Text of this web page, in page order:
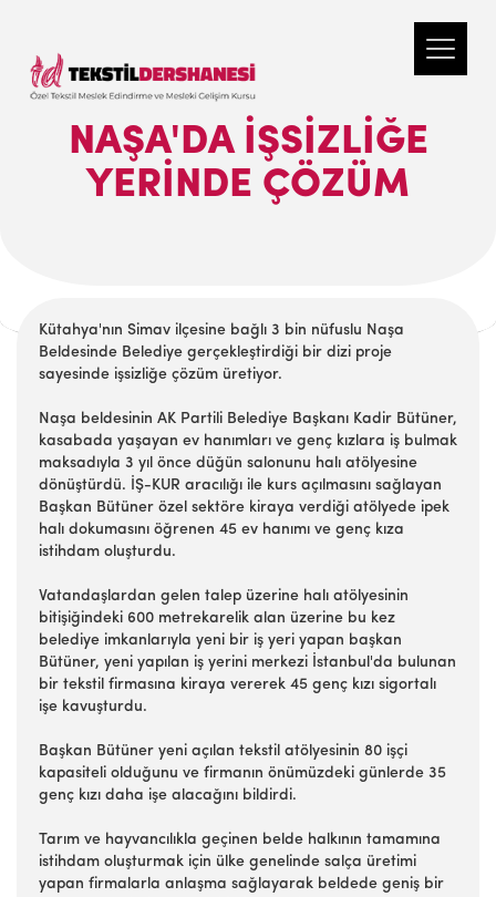
NAŞA'DA İŞSIZLIĞE
YERINDE ÇÖZÜM
Kütahya'nın Simav ilçesine bağlı 3 bin nüfuslu Naşa
Beldesinde Belediye gerçekleştirdiği bir dizi proje
sayesinde işsizliğe çözüm üretiyor.
Naşa beldesinin AK Partili Belediye Başkanı Kadir Bütüner,
kasabada yaşayan ev hanımları ve genç kızlara iş bulmak
maksadıyla 3 yıl önce düğün salonunu halı atölyesine
dönüştürdü. İŞ-KUR aracılığı ile kurs açılmasını sağlayan
Başkan Bütüner özel sektöre kiraya verdiği atölyede ipek
halı dokumasını öğrenen 45 ev hanımı ve genç kıza
istihdam oluşturdu.
Vatandaşlardan gelen talep üzerine halı atölyesinin
bitişiğindeki 600 metrekarelik alan üzerine bu kez
belediye imkanlarıyla yeni bir iş yeri yapan başkan
Bütüner, yeni yapılan iş yerini merkezi İstanbul'da bulunan
bir tekstil firmasına kiraya vererek 45 genç kızı sigortalı
işe kavuşturdu.
Başkan Bütüner yeni açılan tekstil atölyesinin 80 işçi
kapasiteli olduğunu ve firmanın önümüzdeki günlerde 35
genç kızı daha işe alacağını bildirdi.
Tarım ve hayvancılıkla geçinen belde halkının tamamına
istihdam oluşturmak için ülke genelinde salça üretimi
yapan firmalarla anlaşma sağlayarak beldede geniş bir